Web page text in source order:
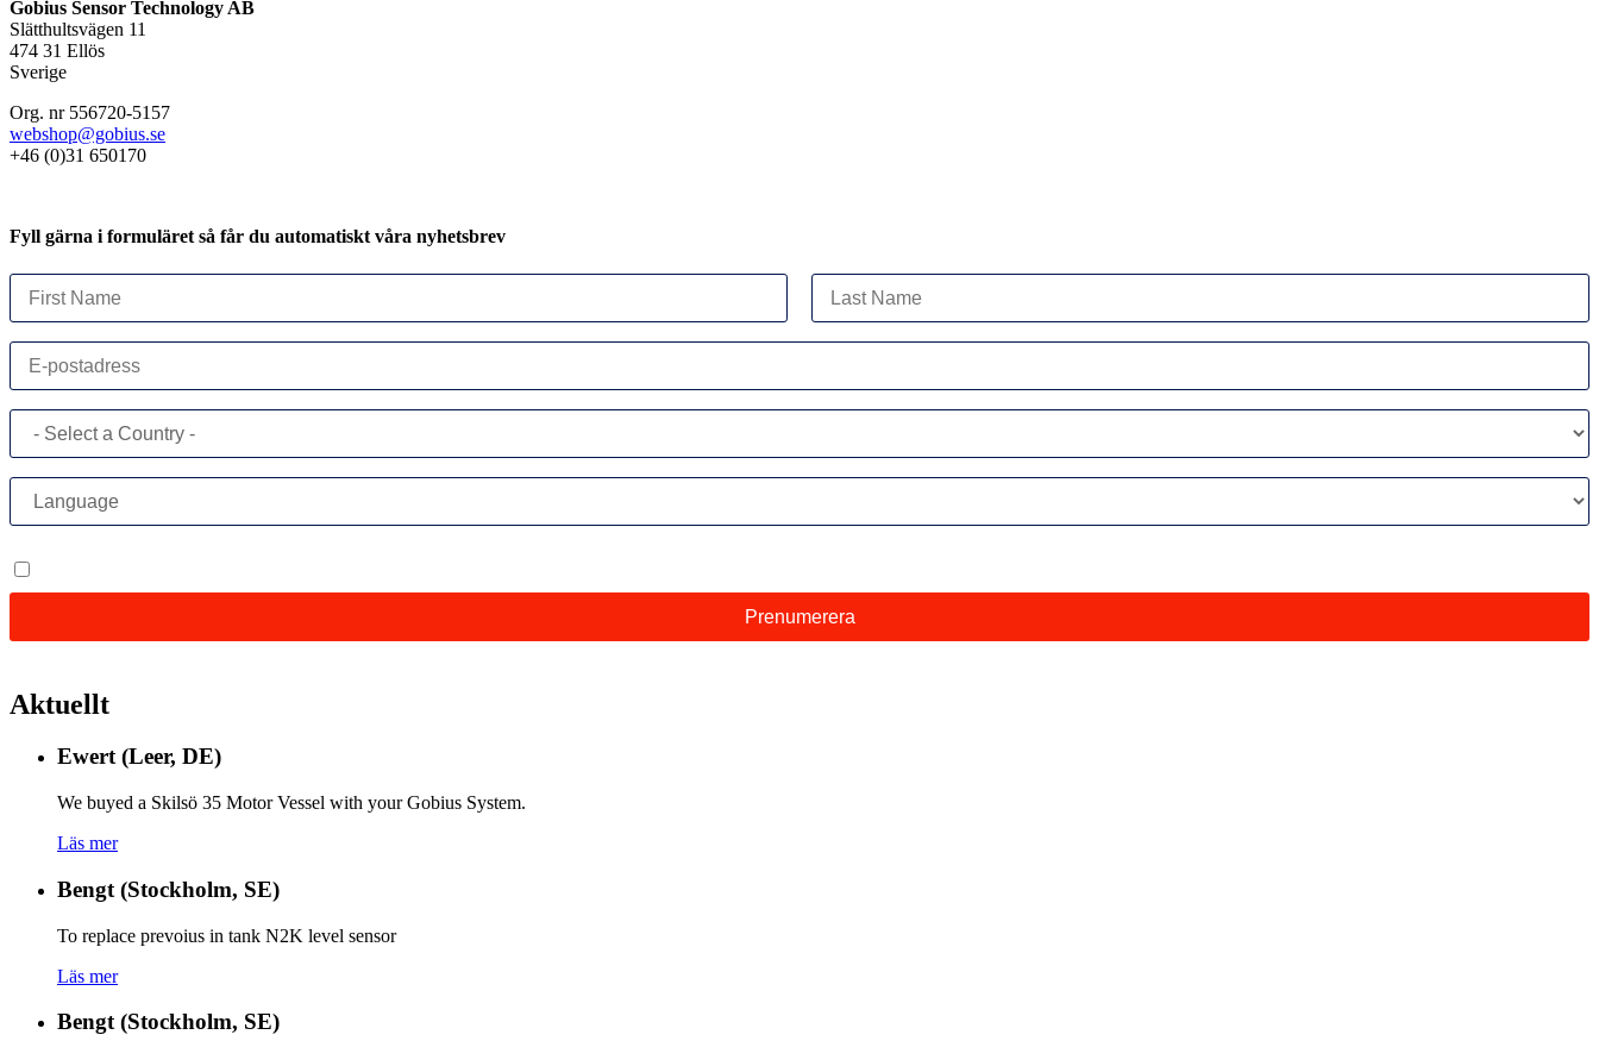
Gobius Sensor Technology AB
Slätthultsvägen 11
474 31 Ellös
Sverige
Org. nr 556720-5157
webshop@gobius.se
+46 (0)31 650170
Fyll gärna i formuläret så får du automatiskt våra nyhetsbrev
Aktuellt
Ewert (Leer, DE)
We buyed a Skilsö 35 Motor Vessel with your Gobius System.
Läs mer
Bengt (Stockholm, SE)
To replace prevoius in tank N2K level sensor
Läs mer
Bengt (Stockholm, SE)